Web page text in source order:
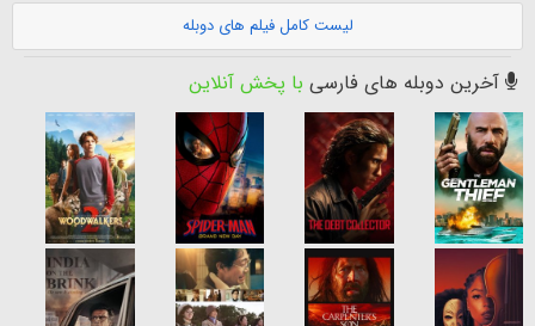
لیست کامل فیلم های دوبله
آخرین دوبله های فارسی با پخش آنلاین